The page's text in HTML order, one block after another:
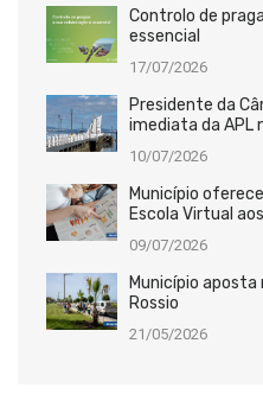
Controlo de
essencial
17/07/2026
Presidente da
imediata da APL
10/07/2026
Município
Escola Virtual
09/07/2026
Município
Rossio
21/05/2026